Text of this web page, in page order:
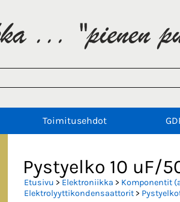
Toimitusehdot
Pystyelko 10 uF/
Etusivu > Elektroniikka > Komponentit
Elektrolyyttikondensaattorit>